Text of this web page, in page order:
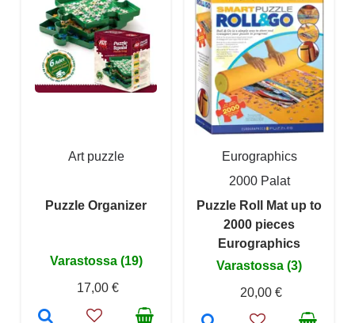
Art puzzle
Puzzle Organizer
Varastossa (19)
17,00 €
Eurographics
2000 Palat
Puzzle Roll Mat up to
2000 pieces
Eurographics
Varastossa (3)
20,00 €